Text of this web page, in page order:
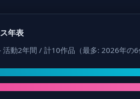
年表
動2年間 / 計10作品（最多: 2026年の6